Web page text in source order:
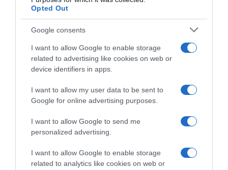
Opted Out
Google consents
I want to allow Google to enable storage
related to advertising like cookies on web or
device identifiers in apps.
I want to allow my user data to be sent to
Google for online advertising purposes.
I want to allow Google to send me
personalized advertising.
I want to allow Google to enable storage
related to analytics like cookies on web or
ΠΑΡΑΠΟΛΙΤΙΚΑ
μεγαλύτερη βεντέτα όλων των εποχών και ο
Σασμός (vid)
Μία βεντέτα που στοίχισε τη ζωή σε 140 ανθρώπους